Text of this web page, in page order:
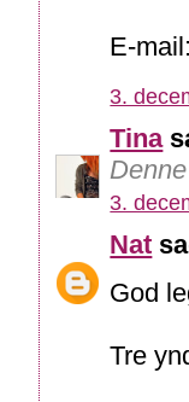
E-
3.
Tina
3.
Nat
God
Tre